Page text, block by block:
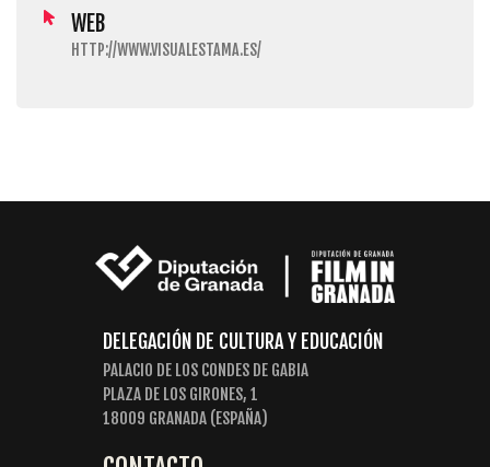
WEB
HTTP://WWW.VISUALESTAMA.ES/
DELEGACIÓN DE CULTURA Y EDUCACIÓN
PALACIO DE LOS CONDES DE GABIA
PLAZA DE LOS GIRONES, 1
18009 GRANADA (ESPAÑA)